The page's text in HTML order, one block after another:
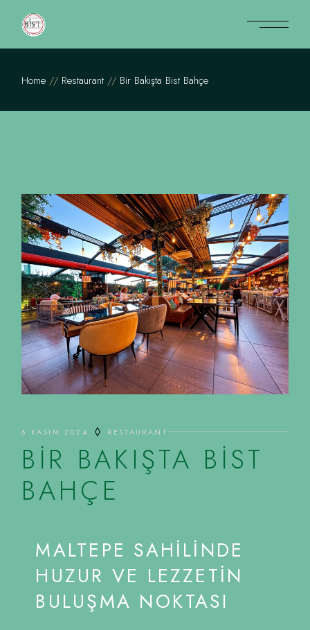
Home Restaurant Bir Bakışta Bist Bahçe
6 KASIM 2024 RESTAURANT
BIR BAKIŞTA BIST
BAHÇE
MALTEPE SAHILINDE
HUZUR VE LEZZETIN
BULUŞMA NOKTASI